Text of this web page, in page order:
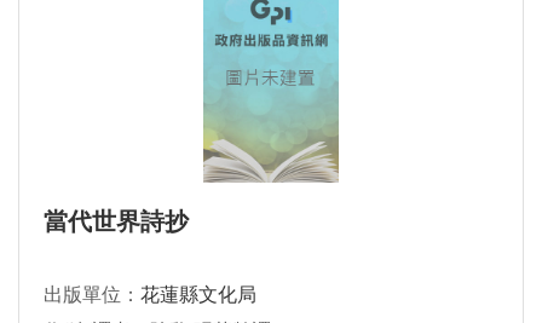
當代世界詩抄
出版單位： 花蓮縣文化局